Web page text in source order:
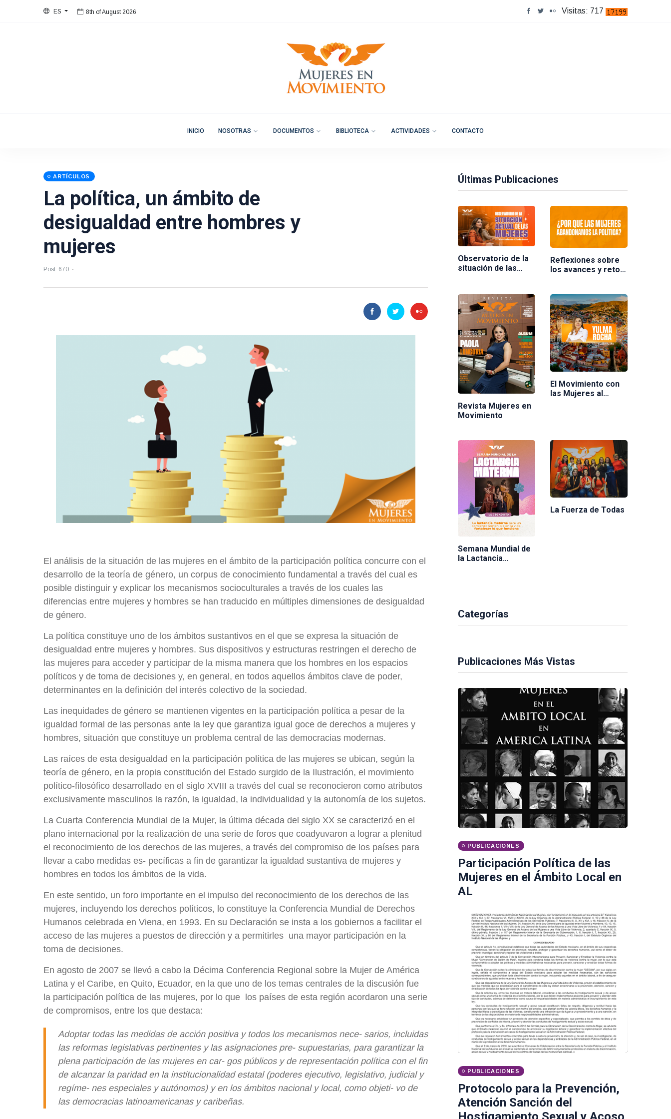
ES
8th of August 2026
Visitas: 717
INICIO NOSOTRAS DOCUMENTOS BIBLIOTECA ACTIVIDADES CONTACTO
ARTÍCULOS
La política, un ámbito de
desigualdad entre hombres y
mujeres
Post: 670
El análisis de la situación de las mujeres en el ámbito de la participación política concurre con el
desarrollo de la teoría de género, un corpus de conocimiento fundamental a través del cual es
posible distinguir y explicar los mecanismos socioculturales a través de los cuales las
diferencias entre mujeres y hombres se han traducido en múltiples dimensiones de desigualdad
de género.
La política constituye uno de los ámbitos sustantivos en el que se expresa la situación de
desigualdad entre mujeres y hombres. Sus dispositivos y estructuras restringen el derecho de
las mujeres para acceder y participar de la misma manera que los hombres en los espacios
políticos y de toma de decisiones y, en general, en todos aquellos ámbitos clave de poder,
determinantes en la definición del interés colectivo de la sociedad.
Las inequidades de género se mantienen vigentes en la participación política a pesar de la
igualdad formal de las personas ante la ley que garantiza igual goce de derechos a mujeres y
hombres, situación que constituye un problema central de las democracias modernas.
Las raíces de esta desigualdad en la participación política de las mujeres se ubican, según la
teoría de género, en la propia constitución del Estado surgido de la Ilustración, el movimiento
político‐filosófico desarrollado en el siglo XVIII a través del cual se reconocieron como atributos
exclusivamente masculinos la razón, la igualdad, la individualidad y la autonomía de los sujetos.
La Cuarta Conferencia Mundial de la Mujer, la última década del siglo XX se caracterizó en el
plano internacional por la realización de una serie de foros que coadyuvaron a lograr a plenitud
el reconocimiento de los derechos de las mujeres, a través del compromiso de los países para
llevar a cabo medidas es‐ pecíficas a fin de garantizar la igualdad sustantiva de mujeres y
hombres en todos los ámbitos de la vida.
En este sentido, un foro importante en el impulso del reconocimiento de los derechos de las
mujeres, incluyendo los derechos políticos, lo constituye la Conferencia Mundial de Derechos
Humanos celebrada en Viena, en 1993. En su Declaración se insta a los gobiernos a facilitar el
acceso de las mujeres a puestos de dirección y a permitirles una mayor participación en la
toma de decisiones.
En agosto de 2007 se llevó a cabo la Décima Conferencia Regional sobre la Mujer de América
Latina y el Caribe, en Quito, Ecuador, en la que uno de los temas centrales de la discusión fue
la participación política de las mujeres, por lo que los países de esta región acordaron una serie
de compromisos, entre los que destaca:
Adoptar todas las medidas de acción positiva y todos los mecanismos nece‐ sarios, incluidas
las reformas legislativas pertinentes y las asignaciones pre‐ supuestarias, para garantizar la
plena participación de las mujeres en car‐ gos públicos y de representación política con el fin
de alcanzar la paridad en la institucionalidad estatal (poderes ejecutivo, legislativo, judicial y
regíme‐ nes especiales y autónomos) y en los ámbitos nacional y local, como objeti‐ vo de
las democracias latinoamericanas y caribeñas.
Últimas Publicaciones
Observatorio de la
situación de las
Ciudadano
Reflexiones sobre
los avances y retos
Ponente Nuria
Varela
Revista Mujeres en
Movimiento
El Movimiento con
las Mujeres al
Semana Mundial de
la Lactancia
La Fuerza de Todas
Categorías
Publicaciones Más Vistas
PUBLICACIONES
Participación Política de las
Mujeres en el Ámbito Local en
AL
PUBLICACIONES
Protocolo para la Prevención,
Atención Sanción del